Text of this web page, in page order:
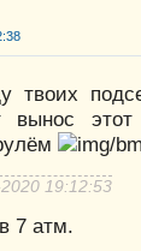
твоих
вынос
19:12:53
7 атм.